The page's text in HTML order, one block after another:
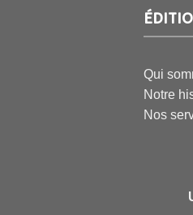
Qui
Notre
Nos